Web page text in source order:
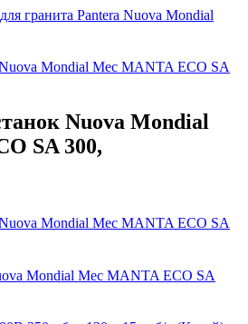
гранита Pantera Nuova Mondial
Nuova Mondial
SA 300,
Mondial Mec MANTA ECO SA